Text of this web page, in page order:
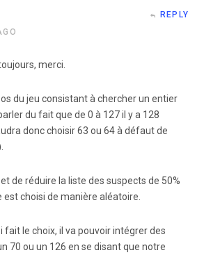
REPLY
merci.
du jeu consistant à chercher un entier
du fait que de 0 à 127 il y a 128
donc choisir 63 ou 64 à défaut de
de réduire la liste des suspects de 50%
choisi de manière aléatoire.
fait le choix, il va pouvoir intégrer des
70 ou un 126 en se disant que notre